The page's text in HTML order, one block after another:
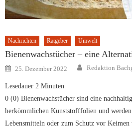
Nachrichten Ratgeber Umwelt
Bienenwachstücher – eine
Posted
on
25. Dezember 2022 Author
Redaktion
Lesedauer 2 Minuten
0 (0) Bienenwachstücher sind eine
herkömmlichen Kunststofffolien und
Lebensmitteln oder zum Schutz vor